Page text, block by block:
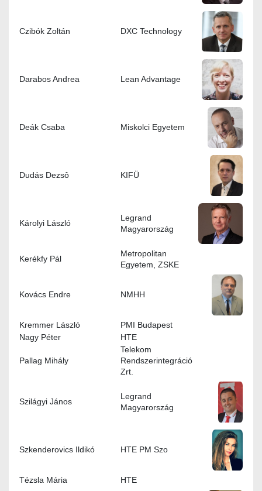
Czibók Zoltán DXC Technology
Darabos Andrea Lean Advantage
Deák Csaba Miskolci Egyetem
Dudás Dezsô KIFÜ
Károlyi László
Legrand
Magyarország
Kerékfy Pál
Metropolitan
Egyetem, ZSKE
Kovács Endre NMHH
Kremmer László
PMI Budapest
Nagy Péter
HTE
Pallag Mihály
Telekom
Rendszerintegráció
Zrt.
Szilágyi János
Legrand
Magyarország
Szkenderovics Ildikó HTE PM Szo
Tézsla Mária HTE